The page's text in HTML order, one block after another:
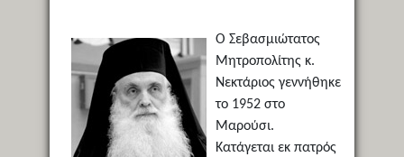
Ο Σεβασμιώτατος
Μητροπολίτης κ.
Νεκτάριος γεννήθηκε
το 1952 στο
Μαρούσι.
Κατάγεται εκ πατρός